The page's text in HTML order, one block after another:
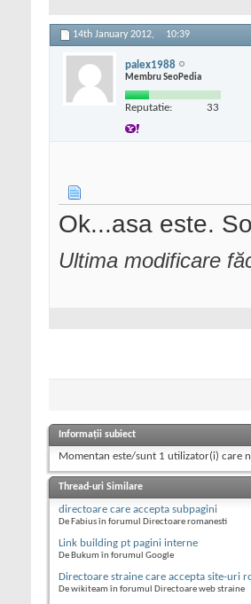
14th January 2012, 10:39
palex1988
Membru SeoPedia
Reputatie: 33
Ok...asa este.
Ultima modificare
Informații subiect
Momentan este/sunt 1 utilizator(i) care
Thread-uri Similare
directoare care accepta subpagini
De Fabius în forumul Directoare romanesti
Link building pt pagini interne
De Bukum în forumul Google
Directoare straine care accepta site-uri
De wikiteam în forumul Directoare web straine